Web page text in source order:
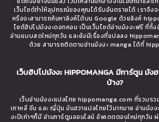
เว็บไซต์ทำให้อุปกรณ์ของคุณได้รับอันตรายได้ เราจึงจ
หรือจะสามารถค้นหาลิงค์ได้บน Google ด้วยลิงค์
ไซต์ฮิปโปมังงะดอทคอม เป็นเว็บไซต์อ่านมังงะฟรี ที่ทั้ง
อ่านแบบสดใหม่ทุกวัน และยังมีเรื่องที่แปลลง
ด้วย สามารถติดตามอ่านมังงะ manga ได้ที่
เว็บฮิปโปมังงะ HIPPOMANGA มีการ์ตูน มัง
บ้าง?
เว็บอ่านมังงะแปลไทย hippomanga.com ที่รวบรว
เกาหลี จีน และ ญี่ปุ่น มันฮวาแปลไทยไว้มากมาย อ่านมัง
งะปีเก่าๆก็มี อ่านการ์ตูนออนไลน์ อัพเดตตอนใหม่ทุกวัน